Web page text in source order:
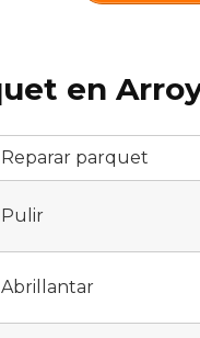
en
Reparar parquet
Pulir
Abrillantar